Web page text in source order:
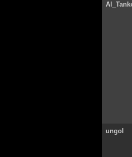
ungol